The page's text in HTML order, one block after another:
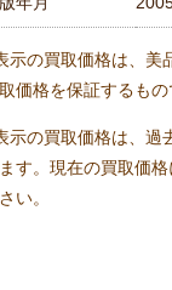
示の買取価格は、美
取価格を保証するもの
示の買取価格は、過
ます。現在の買取価
さい。